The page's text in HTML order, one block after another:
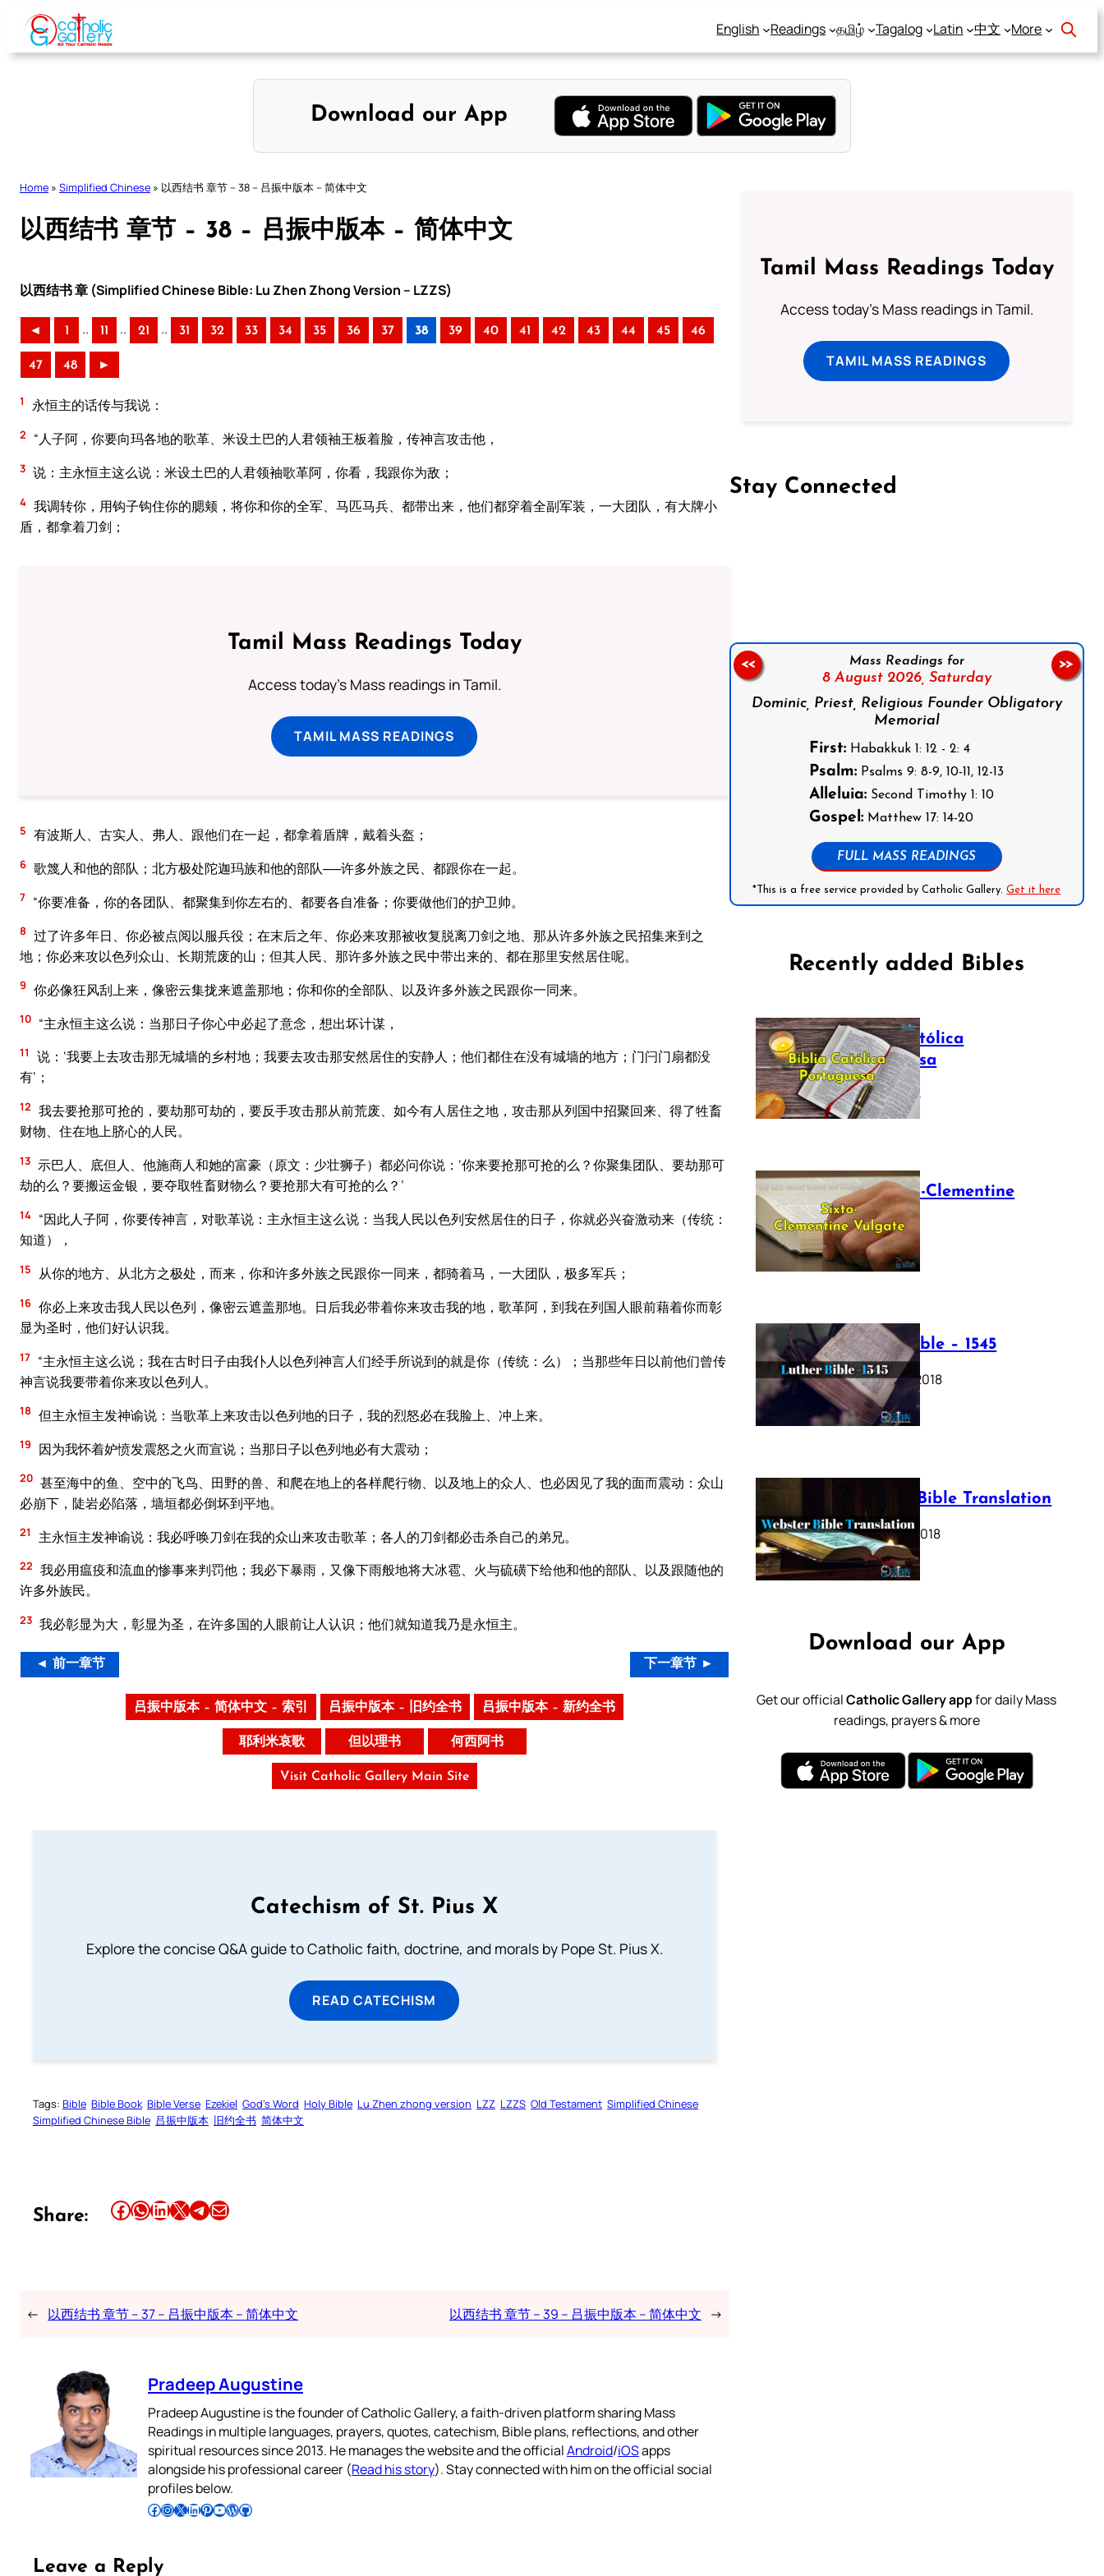
Skip
content
English Readings தமிழ் Tagalog Latin 中文 More
Download our App
Home » Simplified Chinese » 以西结书 章节 – 38 – 吕振中版本 – 简体中文
以西结书 章节 – 38 – 吕振中版本 – 简体中文
以西结书 章 (Simplified Chinese Bible: Lu Zhen Zhong Version – LZZS)
◄ 1 .. 11 .. 21 .. 31 32 33 34 35 36 37 38 39 40 41 42 43 44 45 46
47 48 ►
1 永恒主的话传与我说：
2 “人子阿，你要向玛各地的歌革、米设土巴的人君领袖王板着脸，传神言攻击他，
3 说：主永恒主这么说：米设土巴的人君领袖歌革阿，你看，我跟你为敌；
4 我调转你，用钩子钩住你的腮颊，将你和你的全军、马匹马兵、都带出来，他们都穿着全副军装，一大团队，有大牌小
盾，都拿着刀剑；
Tamil Mass Readings Today
Access today's Mass readings in Tamil.
TAMIL MASS READINGS
5 有波斯人、古实人、弗人、跟他们在一起，都拿着盾牌，戴着头盔；
6 歌篾人和他的部队；北方极处陀迦玛族和他的部队──许多外族之民、都跟你在一起。
7 “你要准备，你的各团队、都聚集到你左右的、都要各自准备；你要做他们的护卫帅。
8 过了许多年日、你必被点阅以服兵役；在末后之年、你必来攻那被收复脱离刀剑之地、那从许多外族之民招集来到之
地；你必来攻以色列众山、长期荒废的山；但其人民、那许多外族之民中带出来的、都在那里安然居住呢。
9 你必像狂风刮上来，像密云集拢来遮盖那地；你和你的全部队、以及许多外族之民跟你一同来。
10 “主永恒主这么说：当那日子你心中必起了意念，想出坏计谋，
11
说：‘我要上去攻击那无城墙的乡村地；我要去攻击那安然居住的安静人；他们都住在没有城墙的地方；门闩门扇都没
有’；
12 我去要抢那可抢的，要劫那可劫的，要反手攻击那从前荒废、如今有人居住之地，攻击那从列国中招聚回来、得了牲畜
财物、住在地上脐心的人民。
13 示巴人、底但人、他施商人和她的富豪（原文：少壮狮子）都必问你说：‘你来要抢那可抢的么？你聚集团队、要劫那可
劫的么？要搬运金银，要夺取牲畜财物么？要抢那大有可抢的么？’
14 “因此人子阿，你要传神言，对歌革说：主永恒主这么说：当我人民以色列安然居住的日子，你就必兴奋激动来（传统：
知道），
15 从你的地方、从北方之极处，而来，你和许多外族之民跟你一同来，都骑着马，一大团队，极多军兵；
16 你必上来攻击我人民以色列，像密云遮盖那地。日后我必带着你来攻击我的地，歌革阿，到我在列国人眼前藉着你而彰
显为圣时，他们好认识我。
17 “主永恒主这么说；我在古时日子由我仆人以色列神言人们经手所说到的就是你（传统：么）；当那些年日以前他们曾传
神言说我要带着你来攻以色列人。
18 但主永恒主发神谕说：当歌革上来攻击以色列地的日子，我的烈怒必在我脸上、冲上来。
19 因为我怀着妒愤发震怒之火而宣说；当那日子以色列地必有大震动；
20 甚至海中的鱼、空中的飞鸟、田野的兽、和爬在地上的各样爬行物、以及地上的众人、也必因见了我的面而震动：众山
必崩下，陡岩必陷落，墙垣都必倒坏到平地。
21 主永恒主发神谕说：我必呼唤刀剑在我的众山来攻击歌革；各人的刀剑都必击杀自己的弟兄。
22 我必用瘟疫和流血的惨事来判罚他；我必下暴雨，又像下雨般地将大冰雹、火与硫磺下给他和他的部队、以及跟随他的
许多外族民。
23 我必彰显为大，彰显为圣，在许多国的人眼前让人认识；他们就知道我乃是永恒主。
◄ 前一章节 下一章节 ►
吕振中版本 – 简体中文 – 索引 吕振中版本 – 旧约全书 吕振中版本 – 新约全书
耶利米哀歌 但以理书 何西阿书
Visit Catholic Gallery Main Site
Catechism of St. Pius X
Explore the concise Q&A guide to Catholic faith, doctrine, and morals by Pope St. Pius X.
READ CATECHISM
Tags: Bible Bible Book Bible Verse Ezekiel God’s Word Holy Bible Lu Zhen zhong version LZZ LZZS Old Testament Simplified Chinese
Simplified Chinese Bible 吕振中版本 旧约全书 简体中文
Share: Share this article on Facebook Share this article on WhatsApp Share this article on LinkedIn Share this article on X Share this article on TelegramEmail this Article
← 以西结书 章节 – 37 – 吕振中版本 – 简体中文 以西结书 章节 – 39 – 吕振中版本 – 简体中文 →
Pradeep Augustine
Pradeep Augustine is the founder of Catholic Gallery, a faith-driven platform sharing Mass
Readings in multiple languages, prayers, quotes, catechism, Bible plans, reflections, and other
spiritual resources since 2013. He manages the website and the officialAndroid/iOSapps
alongside his professional career (Read his story). Stay connected with him on the official social
profiles below.
Follow Pradeep on Facebook Follow Pradeep on InstagramFollow Pradeep on X Follow Pradeep on LinkedIn Follow Pradeep on Pinterest Subscribe to Pradeep’s Youtube Channel Follow Pradeep on WordPress Follow Pradeep on GitHub
Leave a Reply
Tamil Mass Readings Today
Access today's Mass readings in Tamil.
TAMIL MASS READINGS
Stay Connected
Mass Readings for
8 August 2026, Saturday
Dominic, Priest, Religious Founder Obligatory
Memorial
First: Habakkuk 1: 12 - 2: 4
Psalm: Psalms 9: 8-9, 10-11, 12-13
Alleluia: Second Timothy 1: 10
Gospel: Matthew 17: 14-20
FULL MASS READINGS
*This is a free service provided by Catholic Gallery.Get it here
<< >>
Recently added Bibles
Bíblia Católica
Portuguesa
July 16, 2025
The Sixto-Clementine
Vulgate
July 12, 2025
Luther Bible – 1545
October 17, 2018
Webster Bible Translation
October 11, 2018
Download our App
Get our officialCatholic Gallery appfor daily Mass
readings, prayers & more